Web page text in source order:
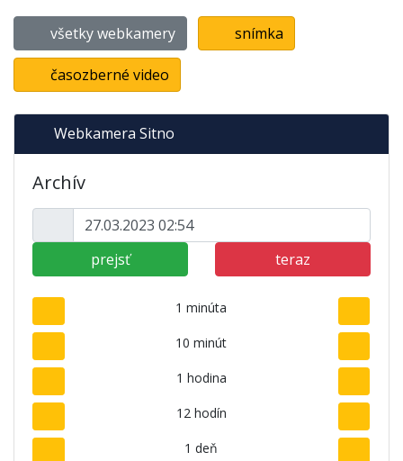
všetky webkamery snímka
časozberné video
Webkamera Sitno
Archív
prejsť teraz
1 minúta
10 minút
1 hodina
12 hodín
1 deň